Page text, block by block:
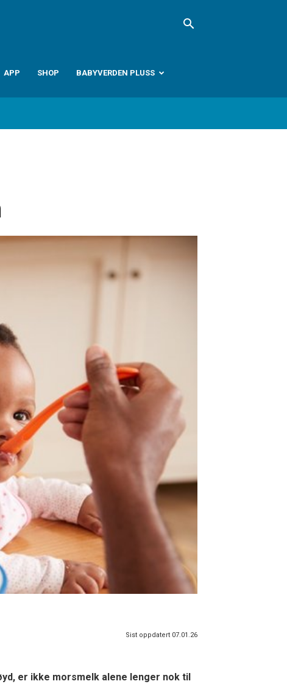
APP SHOP BABYVERDEN PLUSS
Sist oppdatert 07.01.26
er ikke morsmelk alene lenger nok til